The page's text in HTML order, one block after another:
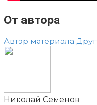
От автора
Автор материала
Николай Семенов